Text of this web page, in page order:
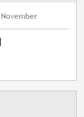
November